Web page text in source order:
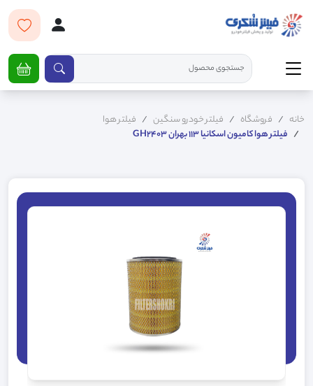
خانه فروشگاه فیلتر خودرو سنگین
فیلتر هوا
فیلتر هوا کامیون اسکانیا 113 بهران GH2403